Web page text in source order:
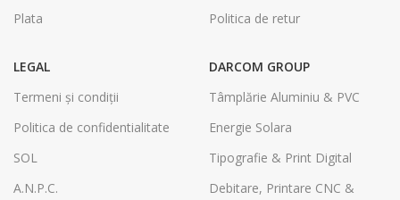
Plata
Politica de retur
LEGAL
Termeni și condiții
Politica de confidentialitate
SOL
A.N.P.C.
DARCOM GROUP
Tâmplărie Aluminiu & PVC
Energie Solara
Tipografie & Print Digital
Debitare, Printare CNC &